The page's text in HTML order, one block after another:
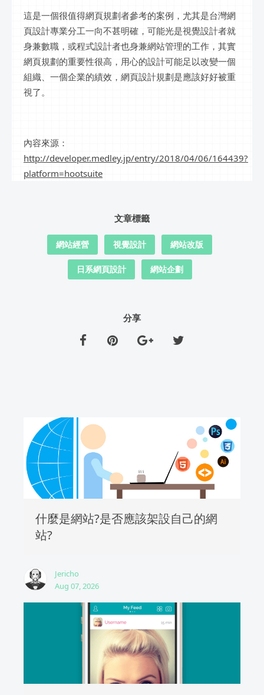
這是一個很值得網頁規劃者參考的案例，尤其是台灣網
頁設計專業分工一向不甚明確，可能光是視覺設計者就
身兼數職，或程式設計者也身兼網站管理的工作，其實
網頁規劃的重要性很高，用心的設計可能足以改變一個
組織、一個企業的績效，網頁設計規劃是應該好好被重
視了。
內容來源：
http://developer.medley.jp/entry/2018/04/06/164439?
platform=hootsuite
文章標籤
網站經營 視覺設計 網站改版
日系網頁設計 網站企劃
分享
什麼是網站?是否應該架設自己的網
站?
Jericho
Aug 07, 2026